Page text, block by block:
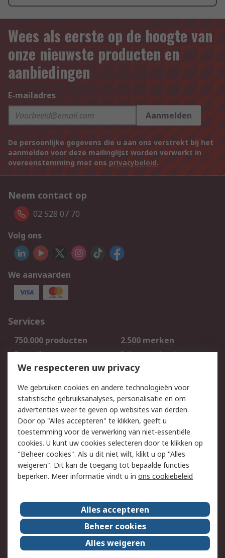
Wees als eerste op de hoogte van
onze nieuwste producten en
aanbiedingen
E-mailadres
Aanmelden
De persoonlijke gegevens die u aan ons verstrekt bij het
aanmelden voor deze mailinglijst worden verwerkt in
overeenstemming met ons privacybeleid.
Neem contact op
02 528 07 70
Volg ons
We aanvaarden
Services
750.000 producten
2.500 merken
Bestellen
Inkoopoplossingen
Retouren
Technisch advies
Track & Trace
Wettelijk
Cookiebeleid
Email veiligheid
Privacybeleid -
Bijgewerkt
Websitevoorwaarden
Algemene
verkoopvoorwaarden
Over RS
RS Group
Over ons
RS wereldwijd
Werken bij RS
ESG
We respecteren uw privacy
We gebruiken cookies en andere technologieën voor
statistische gebruiksanalyses, personalisatie en om
advertenties weer te geven op websites van derden.
Door op "Alles accepteren" te klikken, geeft u
toestemming voor de verwerking van niet-essentiële
cookies. U kunt uw cookies selecteren door te klikken op
"Beheer cookies". Als u dit niet wilt, klikt u op "Alles
weigeren". Dit kan de toegang tot bepaalde functies
beperken. Meer informatie vindt u in ons cookiebeleid
Alles accepteren
Beheer cookies
Alles weigeren